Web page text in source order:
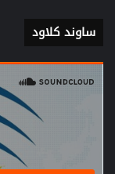
ساوند كلاود